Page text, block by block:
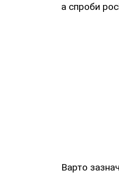
а спроби
Варто